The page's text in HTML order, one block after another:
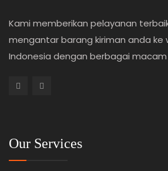
Kami memberikan pelayanan
mengantar barang kiriman anda ke
Indonesia dengan berbagai macam
Our Services